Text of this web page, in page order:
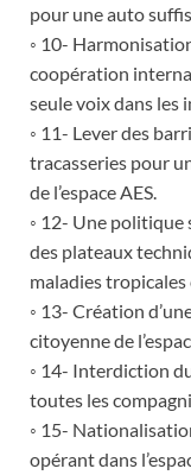
pour une auto
◦ 10-
coopération
seule voix dans les
◦ 11- Lever des
tracasseries pour
de l’espace AES.
◦ 12- Une politique
des plateaux
maladies tropicales
◦ 13- Création
citoyenne de
◦ 14- Interdiction du
toutes les
◦ 15-
opérant dans